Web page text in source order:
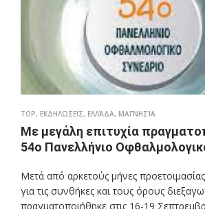
TOP, ΕΚΔΗΛΏΣΕΙΣ, ΕΛΛΆΔΑ, ΜΑΓΝΗΣΊΑ
Με μεγάλη επιτυχία
54ο Πανελλήνιο
Μετά από αρκετούς μήνες
για τις συνθήκες και τους όρους
πραγματοποιήθηκε στις 16-19